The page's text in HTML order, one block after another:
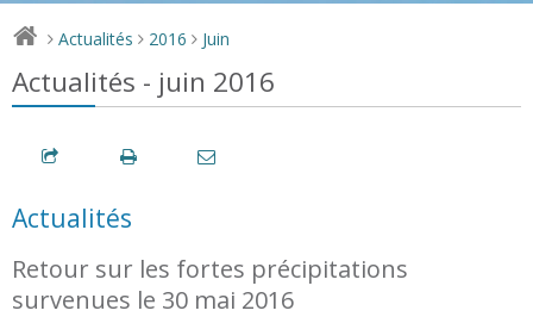
> Actualités > 2016 > Juin
Actualités - juin 2016
Actualités
Retour sur les fortes précipitations
survenues le 30 mai 2016